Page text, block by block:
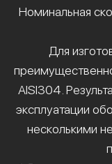
Номинальная
Для
AISI304.
эксплуатации
несколькими